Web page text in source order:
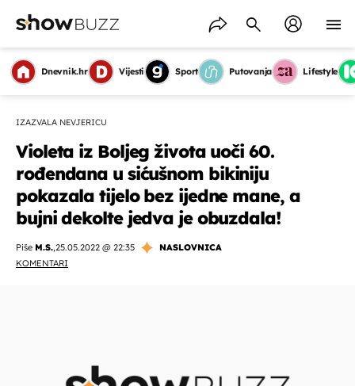
Dnevnik.hr Vijesti Sport Putovanja Lifestyle
IZAZVALA NEVJERICU
Violeta iz Boljeg života uoči 60.
rođendana u sićušnom bikiniju
pokazala tijelo bez ijedne mane, a
bujni dekolte jedva je obuzdala!
Piše M.S.,25.05.2022 @ 22:35
NASLOVNICA
KOMENTARI